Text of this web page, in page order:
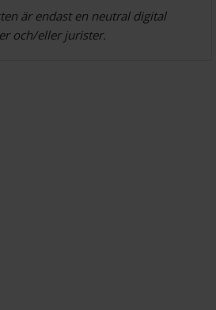
är endast en neutral digital
och/eller jurister.